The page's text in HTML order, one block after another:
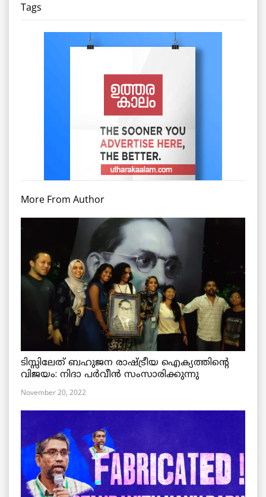
Tags
More From Author
ടിസ്സിലേത് ബഹുജന രാഷ്ട്രീയ ഐക്യത്തിന്റെ
വിജയം: നിദാ പർവീൻ സംസാരിക്കുന്നു
November 20, 2022